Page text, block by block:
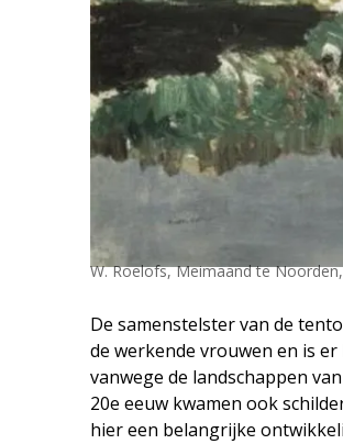
W. Roelofs, Meimaand te
De samenstelster van de
de werkende vrouwen en is
vanwege de landschappen
20e eeuw kwamen ook
hier een belangrijke